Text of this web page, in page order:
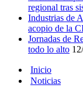
regional tras
Industrias de
acopio de la
Jornadas de
todo lo alto
Inicio
Noticias